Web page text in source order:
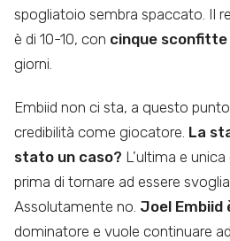
spogliatoio sembra spaccato. Il
è di 10-10, con cinque
giorni.
Embiid non ci sta, a questo
credibilità come giocatore. La
stato un caso? L’ultima e
prima di tornare ad essere
Assolutamente no. Joel Embiid
dominatore e vuole continuare